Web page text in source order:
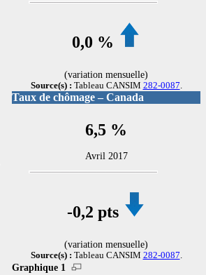
0,0 %
(variation mensuelle)
Source(s) : Tableau CANSIM 282-0087.
Taux de chômage – Canada
6,5 %
Avril 2017
-0,2 pts
(variation mensuelle)
Source(s) : Tableau CANSIM 282-0087
Graphique 1